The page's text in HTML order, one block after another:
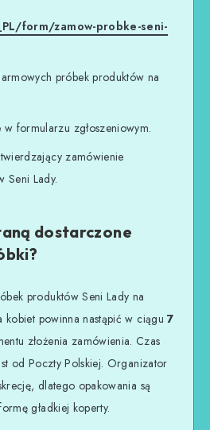
form/zamow-probke-seni-
próbek produktów na
formularzu zgłoszeniowym.
zamówienie
Seni Lady.
dostarczone
produktów Seni Lady na
kobiet powinna nastąpić w ciągu7
złożenia zamówienia. Czas
od Poczty Polskiej. Organizator
dlatego opakowania są
gładkiej koperty.